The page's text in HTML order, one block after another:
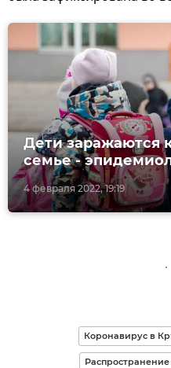
4 февраля 2022, 19:19
Дети заражаются
семье -
Коронавирус в